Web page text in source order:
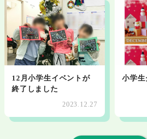
12月小学生イベントが
終了しました
2023.12.27
小学生